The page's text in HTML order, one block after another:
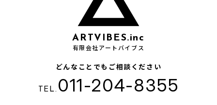
ARTVIBES.inc
有限会社アートバイブス
どんなことでもご相談ください
TEL. 011-204-8355